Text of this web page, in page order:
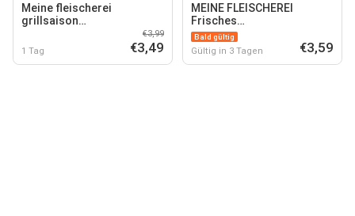
Meine fleischerei
grillsaison
1 Tag
€3,99
€3,49
MEINE FLEISCHEREI
Frisches
Schweinehackfleisch*
Bald gültig
Gültig in 3 Tagen €3,59